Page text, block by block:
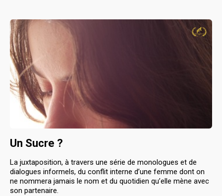
Un Sucre ?
La juxtaposition, à travers une série de monologues et de
dialogues informels, du conflit interne d’une femme dont on
ne nommera jamais le nom et du quotidien qu’elle mène avec
son partenaire.